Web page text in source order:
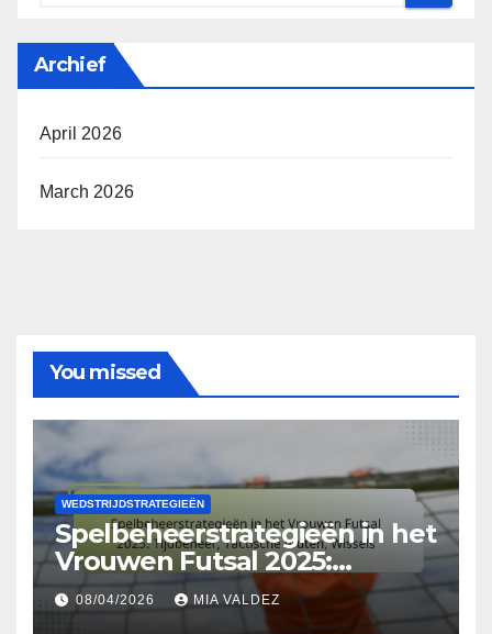
Archief
April 2026
March 2026
You missed
WEDSTRIJDSTRATEGIEËN
Spelbeheerstrategieën in het
Vrouwen Futsal 2025:
Tijdbeheer, Tactische fouten,
Wissels
08/04/2026 MIA VALDEZ